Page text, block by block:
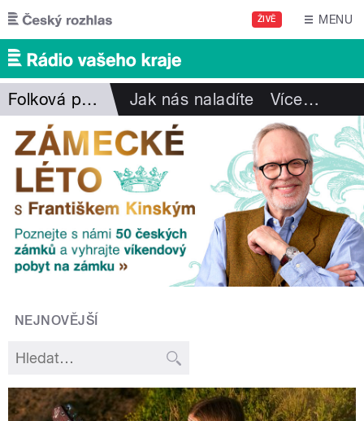
Přejít k hlavnímu obsahu
ŽIVĚ MENU
Folková pohlazení Jak nás naladíte Více…
NEJNOVĚJŠÍ